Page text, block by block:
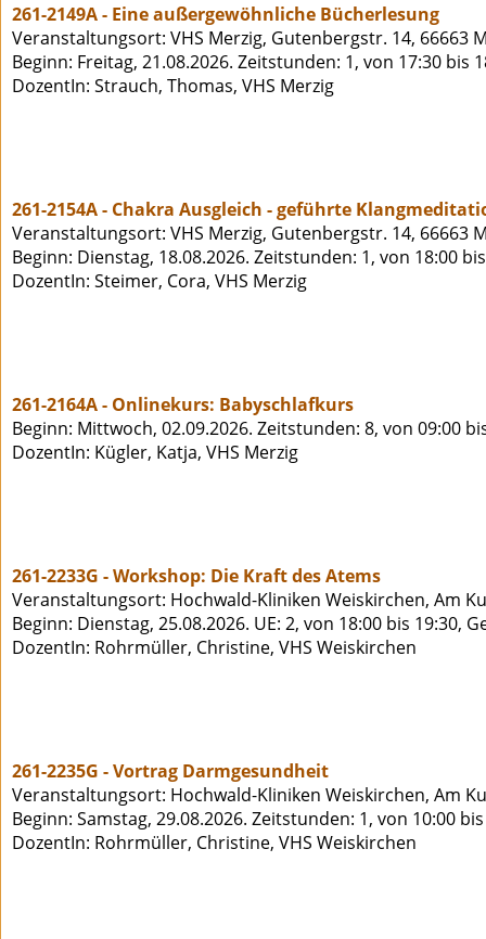
261-2149A - Eine außergewöhnliche Bücherlesung
Veranstaltungsort: VHS Merzig, Gutenbergstr. 14, 66663
Beginn: Freitag, 21.08.2026. Zeitstunden: 1, von 17:30 bis
DozentIn: Strauch, Thomas, VHS Merzig
261-2154A - Chakra Ausgleich - geführte
Veranstaltungsort: VHS Merzig, Gutenbergstr. 14, 66663
Beginn: Dienstag, 18.08.2026. Zeitstunden: 1, von 18:00
DozentIn: Steimer, Cora, VHS Merzig
261-2164A - Onlinekurs: Babyschlafkurs
Beginn: Mittwoch, 02.09.2026. Zeitstunden: 8, von 09:00
DozentIn: Kügler, Katja, VHS Merzig
261-2233G - Workshop: Die Kraft des Atems
Veranstaltungsort: Hochwald-Kliniken Weiskirchen, Am
Beginn: Dienstag, 25.08.2026. UE: 2, von 18:00 bis 19:30,
DozentIn: Rohrmüller, Christine, VHS Weiskirchen
261-2235G - Vortrag Darmgesundheit
Veranstaltungsort: Hochwald-Kliniken Weiskirchen, Am
Beginn: Samstag, 29.08.2026. Zeitstunden: 1, von 10:00
DozentIn: Rohrmüller, Christine, VHS Weiskirchen